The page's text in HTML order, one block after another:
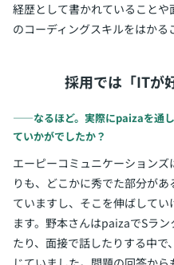
経歴として書かれていること
のコーディングスキルをはかる
採用では「ITが
――なるほど。実際にpaizaを通
ていかがでしたか？
エーピーコミュニケーション
りも、どこかに秀でた部分が
ていますし、そこを伸ばして
ます。野本さんはpaizaでSラ
たり、面接で話したりする中